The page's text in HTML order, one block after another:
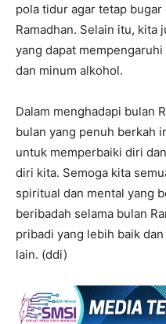
pola tidur agar tetap
Ramadhan. Selain itu,
yang dapat
dan minum alkohol.
Dalam menghadapi bulan
bulan yang penuh berkah
untuk memperbaiki diri
diri kita. Semoga kita
spiritual dan mental yang
beribadah selama bulan
pribadi yang lebih baik
lain. (ddi)